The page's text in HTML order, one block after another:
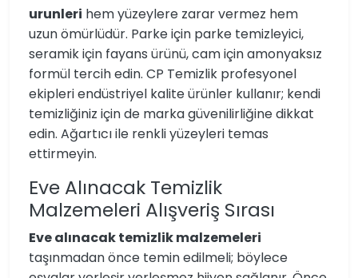
urunleri hem yüzeylere zarar vermez hem
uzun ömürlüdür. Parke için parke temizleyici,
seramik için fayans ürünü, cam için amonyaksız
formül tercih edin. CP Temizlik profesyonel
ekipleri endüstriyel kalite ürünler kullanır; kendi
temizliğiniz için de marka güvenilirliğine dikkat
edin. Ağartıcı ile renkli yüzeyleri temas
ettirmeyin.
Eve Alınacak Temizlik
Malzemeleri Alışveriş Sırası
Eve alınacak temizlik malzemeleri
taşınmadan önce temin edilmeli; böylece